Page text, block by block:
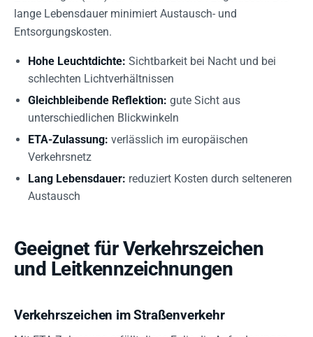
lange Lebensdauer minimiert Austausch- und
Entsorgungskosten.
Hohe Leuchtdichte: Sichtbarkeit bei Nacht und bei
schlechten Lichtverhältnissen
Gleichbleibende Reflektion: gute Sicht aus
unterschiedlichen Blickwinkeln
ETA-Zulassung: verlässlich im europäischen
Verkehrsnetz
Lang Lebensdauer: reduziert Kosten durch selteneren
Austausch
Geeignet für Verkehrszeichen
und Leitkennzeichnungen
Verkehrszeichen im Straßenverkehr